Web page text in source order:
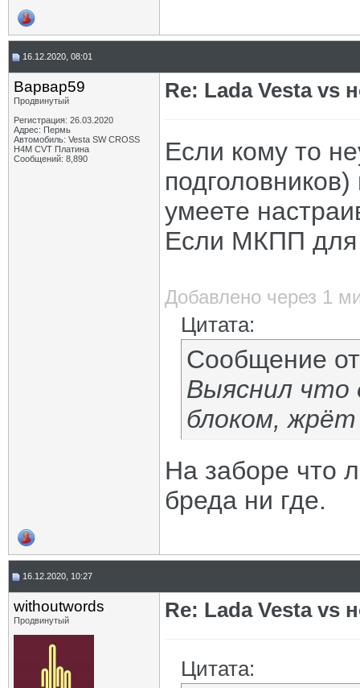
16.12.2020, 08:01
Варвар59
Продвинутый
Регистрация: 26.03.2020
Адрес: Пермь
Автомобиль: Vesta SW CROSS
H4M CVT Платина
Сообщений: 8,890
Re: Lada Vesta vs
Если кому то
умеете
Если МКПП для
Добавлено через 1
Цитата:
Сообщение
Выяснил что
блоком,
На заборе что
бреда ни где.
16.12.2020, 10:27
withoutwords
Продвинутый Re: Lada Vesta vs
Цитата: